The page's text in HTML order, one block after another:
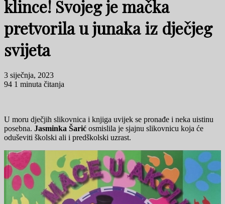
klince! Svojeg je mačka
pretvorila u junaka iz dječjeg
svijeta
3 siječnja, 2023
94 1 minuta čitanja
U moru dječjih slikovnica i knjiga uvijek se pronađe i neka uistinu
posebna. Jasminka Šarić osmislila je sjajnu slikovnicu koja će
oduševiti školski ali i predškolski uzrast.